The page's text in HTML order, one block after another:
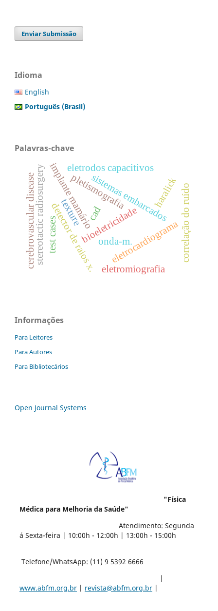
Enviar Submissão
Idioma
English
Português (Brasil)
Palavras-chave
detector de raios x.bioeletricidade
sistemas embarcados
eletrocardiograma
eletrodos capacitivos
correlação do ruído
implante mamário
eletromiografia
stereotactic radiosurgerytest cases onda-m.
cad
haralick
texture
pletismografia
cerebrovascular disease
Informações
Para Leitores
Para Autores
Para Bibliotecários
Open Journal Systems
"Física
Médica para Melhoria da Saúde"
Atendimento: Segunda
á Sexta-feira | 10:00h - 12:00h | 13:00h - 15:00h
Telefone/WhatsApp: (11) 9 5392 6666
|
www.abfm.org.br| revista@abfm.org.br|